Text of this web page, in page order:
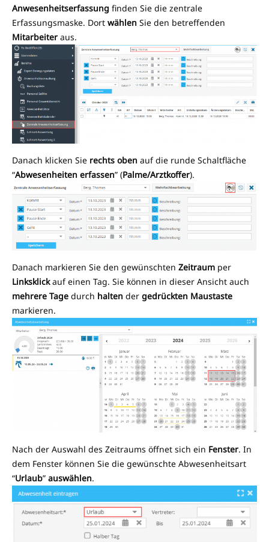
Anwesenheitserfassung finden Sie die zentrale
Erfassungsmaske. Dort wählen Sie den betreffenden
Mitarbeiter aus.
Danach klicken Sie rechts oben auf die runde Schaltfläche
“Abwesenheiten erfassen” (Palme/Arztkoffer).
Danach markieren Sie den gewünschten Zeitraum per
Linksklickauf einen Tag. Sie können in dieser Ansicht auch
mehrere Tage durch halten der gedrückten Maustaste
markieren.
Nach der Auswahl des Zeitraums öffnet sich ein Fenster. In
dem Fenster können Sie die gewünschte Abwesenheitsart
“Urlaub” auswählen.